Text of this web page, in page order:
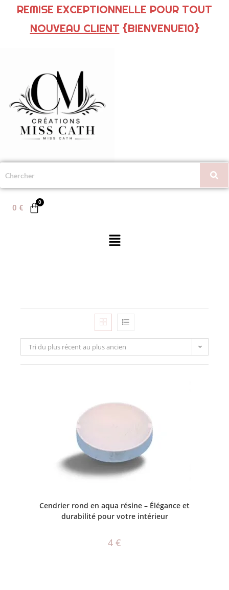
REMISE EXCEPTIONNELLE POUR TOUT
NOUVEAU CLIENT {BIENVENUE10}
0 €
Tri du plus récent au plus ancien
Cendrier rond en aqua résine – Élégance et
durabilité pour votre intérieur
4 €